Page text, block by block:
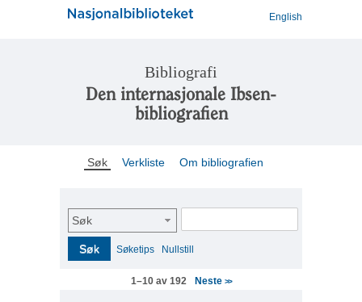
English
Bibliografi
Den internasjonale Ibsen-
bibliografien
Søk Verkliste Om bibliografien
Søk
Søk Søketips Nullstill
1–10 av 192 Neste >>